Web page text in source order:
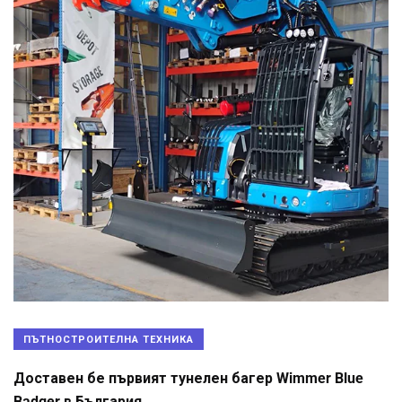
ПЪТНОСТРОИТЕЛНА ТЕХНИКА
Доставен бе първият тунелен багер Wimmer Blue